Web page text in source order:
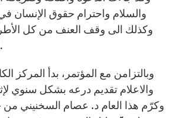
والسلام واحترام حقوق الإنسان في
وكذلك الى وقف العنف من كل
أكثر من بلد عربي.
وبالتزامن مع المؤتمر، بدأ المركز
والاعلام تقديم درعه بشكل سنوي
وكرّم هذا العام د. عصام السخنيني من